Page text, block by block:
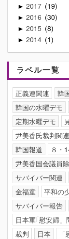
► 2017 19
► 2016 30
► 2015 8
► 2014 1
ラベル一覧
正義連関連 韓
韓国の水曜デモ
定期水曜デモ
尹美香氏裁判関
韓国報道
８・
尹美香国会議員
サバイバー関連
金福童
平和の
サバイバー報告
日本軍｢慰安婦
裁判
日本